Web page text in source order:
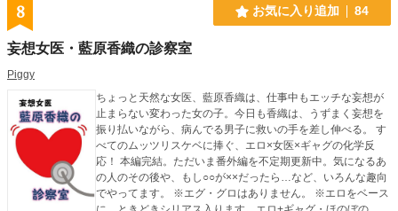
8 お気に入り追加 84
妄想女医・藍原香織の診察室
Piggy
ちょっと天然な女医、藍原香織は、仕事中もエッチな妄想が
止まらない変わった女の子。今日も香織は、うずまく妄想を
振り払いながら、病んでる男子に救いの手を差し伸べる。 す
べてのムッツリスケベに捧ぐ、エロ×女医×ギャグの化学反
応！ 本編完結。ただいま番外編を不定期更新中。気になるあ
の人のその後や、もし○○が××だったら…など、いろんな趣向
でやってます。 ※エグ・グロはありません。 ※エロをベース